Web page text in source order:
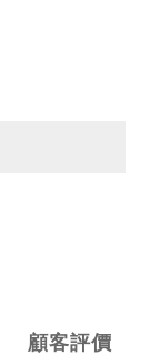
顧客評價